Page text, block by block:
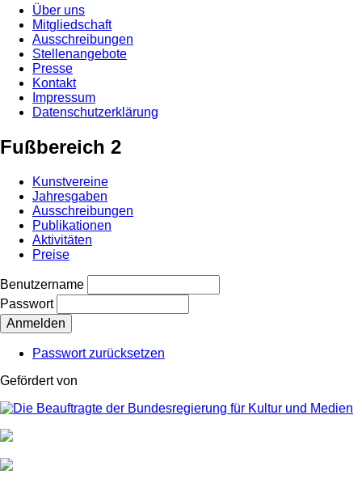
Über uns
Mitgliedschaft
Ausschreibungen
Stellenangebote
Presse
Kontakt
Impressum
Datenschutzerklärung
Fußbereich 2
Kunstvereine
Jahresgaben
Ausschreibungen
Publikationen
Aktivitäten
Preise
Benutzername
Passwort
Passwort zurücksetzen
Gefördert von